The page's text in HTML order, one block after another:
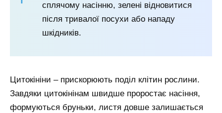
сплячому насінню, зелені відновитися
після тривалої посухи або нападу
шкідників.
Цитокініни – прискорюють поділ клітин рослини.
Завдяки цитокінінам швидше проростає насіння,
формуються бруньки, листя довше залишається